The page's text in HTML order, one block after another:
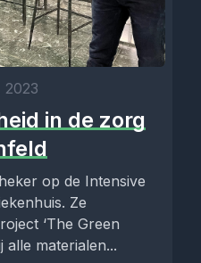
in de zorg
op de Intensive
Ze
‘The Green
alle materialen...